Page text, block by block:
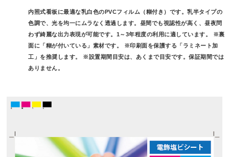
内照式看板に最適な乳白色のPVCフィルム（糊付き）です。乳半タイプの
色調で、光を均一にムラなく透過します。昼間でも視認性が高く、昼夜問
わず綺麗な出力表現が可能です。1～3年程度の利用に適しています。 ※裏
面に「糊が付いている」素材です。 ※印刷面を保護する「ラミネート加
工」を推奨します。 ※設置期間目安は、あくまで目安です。保証期間では
ありません。